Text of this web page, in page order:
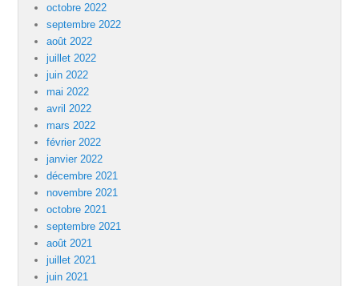
octobre 2022
septembre 2022
août 2022
juillet 2022
juin 2022
mai 2022
avril 2022
mars 2022
février 2022
janvier 2022
décembre 2021
novembre 2021
octobre 2021
septembre 2021
août 2021
juillet 2021
juin 2021